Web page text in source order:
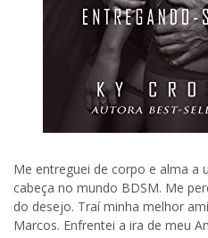
Me entreguei de corpo e alma a
cabeça no mundo BDSM. Me
do desejo. Traí minha melhor
Marcos. Enfrentei a ira de meu